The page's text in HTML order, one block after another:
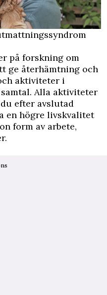
på forskning om
ge återhämtning och
aktiviteter i
Alla aktiviteter
efter avslutad
en högre livskvalitet
form av arbete,